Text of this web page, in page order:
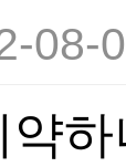
08-
약